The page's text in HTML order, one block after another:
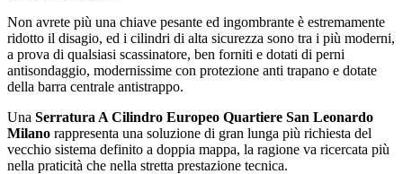
Non avrete più una chiave pesante ed ingombrante è estremamente
ridotto il disagio, ed i cilindri di alta sicurezza sono tra i più moderni,
a prova di qualsiasi scassinatore, ben forniti e dotati di perni
antisondaggio, modernissime con protezione anti trapano e dotate
della barra centrale antistrappo.
Una Serratura A Cilindro Europeo Quartiere San Leonardo
Milano rappresenta una soluzione di gran lunga più richiesta del
vecchio sistema definito a doppia mappa, la ragione va ricercata più
nella praticità che nella stretta prestazione tecnica.